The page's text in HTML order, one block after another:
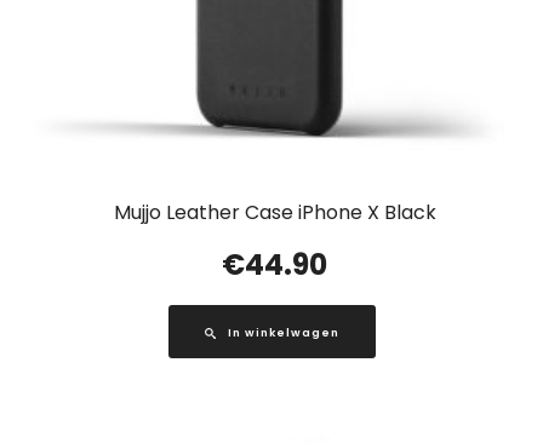
Mujjo Leather Case iPhone X Black
€44.90
In winkelwagen